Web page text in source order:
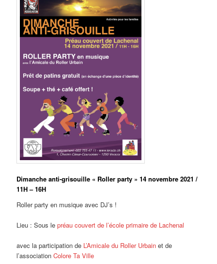
Dimanche anti-grisouille « Roller party » 14 novembre 2021 /
11H – 16H
Roller party en musique avec DJ’s !
Lieu : Sous lepréau couvert de l’école primaire de Lachenal
avec la participation de L’Amicale du Roller Urbain et de
l’associationColore Ta Ville